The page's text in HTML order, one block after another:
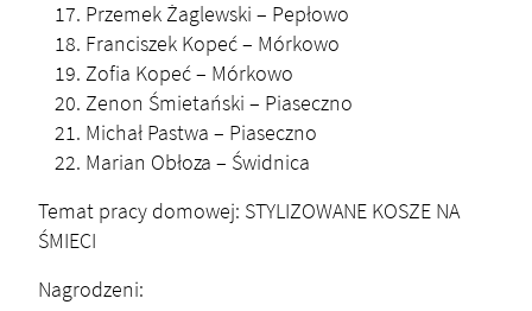
Przemek Żaglewski – Pepłowo
Franciszek Kopeć – Mórkowo
Zofia Kopeć – Mórkowo
Zenon Śmietański – Piaseczno
Michał Pastwa – Piaseczno
Marian Obłoza – Świdnica
Temat pracy domowej: STYLIZOWANE KOSZE NA
ŚMIECI
Nagrodzeni: